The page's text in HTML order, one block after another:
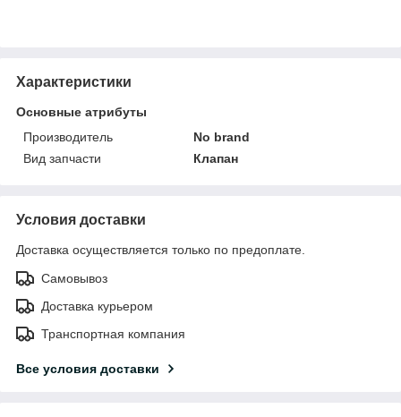
Характеристики
Основные атрибуты
Производитель
No brand
Вид запчасти
Клапан
Условия доставки
Доставка осуществляется только по предоплате.
Самовывоз
Доставка курьером
Транспортная компания
Все условия доставки